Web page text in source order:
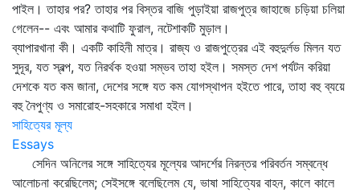
পাইল। তাহার পর? তাহার পর বিস্তর বাজি পুড়াইয়া রাজপুত্র জাহাজে চড়িয়া চলিয়া
গেলেন-- এবং আমার কথাটি ফুরাল, নটেশাকটি মুড়াল।
ব্যাপারখানা কী। একটি কাহিনী মাত্র। রাজ্য ও রাজপুত্রের এই বহুদুর্লভ মিলন যত
সুদূর, যত স্বল্প, যত নিরর্থক হওয়া সম্ভব তাহা হইল। সমস্ত দেশ পর্যটন করিয়া
দেশকে যত কম জানা, দেশের সঙ্গে যত কম যোগস্থাপন হইতে পারে, তাহা বহু ব্যয়ে
বহু নৈপুণ্য ও সমারোহ-সহকারে সমাধা হইল।
সাহিত্যের মূল্য
Essays
সেদিন অনিলের সঙ্গে সাহিত্যের মূল্যের আদর্শের নিরন্তর পরিবর্তন সম্বন্ধে
আলোচনা করেছিলেম; সেইসঙ্গে বলেছিলেম যে, ভাষা সাহিত্যের বাহন, কালে কালে